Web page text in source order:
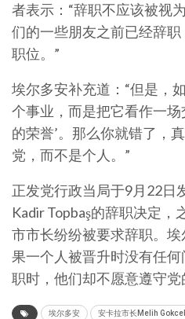
者表示：“辞职不应该被视
们的一些朋友之前已经辞
职位。”
埃尔多安补充道：“但是，
个事业，而是把它看作一场
的荣誉’。那么你就错了，
党，而不是个人。”
正发党行政当局于9月22日
Kadir Topbaş的辞职决定，
市市长纷纷被要求辞职。
果一个人被晋升时没有任
职时，他们却不愿意遵守党
埃尔多安 安卡拉市长Melih